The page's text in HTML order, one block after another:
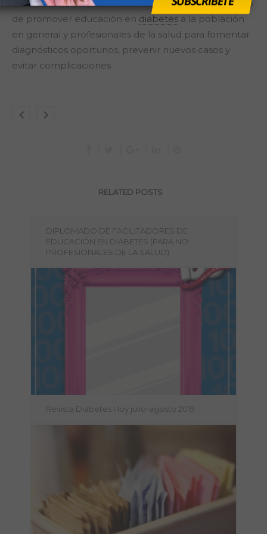
asociaciones en el territorio nacional con el propósito
de promover educación en diabetes a la población
en general y profesionales de la salud para fomentar
diagnósticos oportunos, prevenir nuevos casos y
evitar complicaciones
RELATED POSTS
DIPLOMADO DE FACILITADORES DE
EDUCACIÓN EN DIABETES (PARA NO
PROFESIONALES DE LA SALUD)
Revista Diabetes Hoy julio-agosto 2019